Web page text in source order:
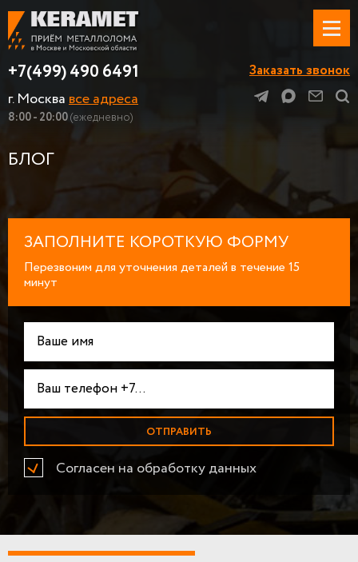
+7(499) 490 6491
г. Москвавсе адреса
8:00 - 20:00(ежедневно)
Заказать звонок
БЛОГ
ЗАПОЛНИТЕ КОРОТКУЮ ФОРМУ
Перезвоним для уточнения деталей в течение 15
минут
Согласен на обработку данных